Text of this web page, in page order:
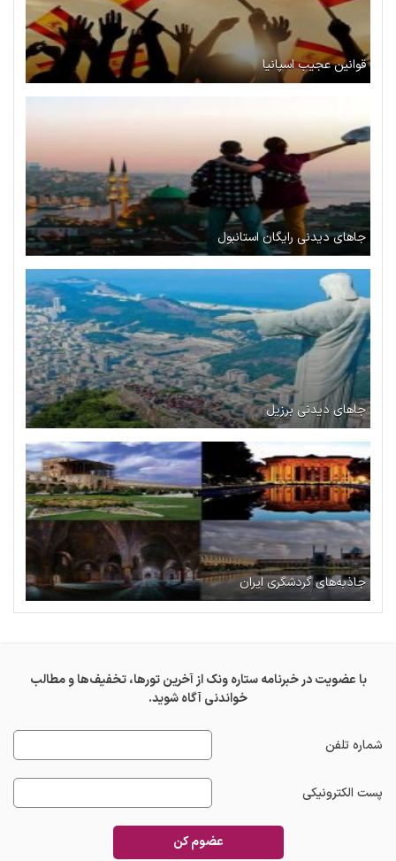
قوانین عجیب اسپانیا
جاهای دیدنی رایگان استانبول
جاهای دیدنی برزیل
جاذبه‌های گردشگری ایران
با عضویت در خبرنامه ستاره ونک از آخرین تورها، تخفیف‌ها و مطالب
خواندنی آگاه شوید.
شماره تلفن
پست الکترونیکی
عضوم کن